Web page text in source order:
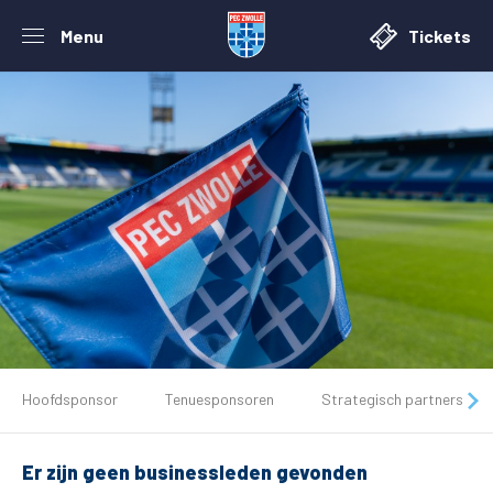
Menu Tickets
Tickets
Matchdays
Hoofdsponsor Tenuesponsoren Strategisch partners
Er zijn geen businessleden gevonden